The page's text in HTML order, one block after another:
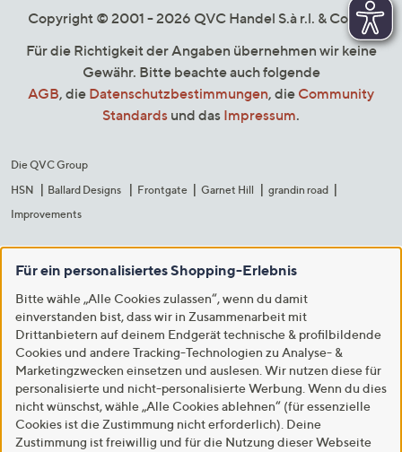
Copyright © 2001 - 2026 QVC Handel S.à r.l. & Co. KG
Für die Richtigkeit der Angaben übernehmen wir keine
Gewähr. Bitte beachte auch folgende
AGB, die Datenschutzbestimmungen, die Community
Standards und das Impressum.
Die QVC Group
HSN
Ballard Designs Frontgate Garnet Hill
grandin road
Improvements
Für ein personalisiertes Shopping-Erlebnis
Bitte wähle „Alle Cookies zulassen“, wenn du damit
einverstanden bist, dass wir in Zusammenarbeit mit
Drittanbietern auf deinem Endgerät technische & profilbildende
Cookies und andere Tracking-Technologien zu Analyse- &
Marketingzwecken einsetzen und auslesen. Wir nutzen diese für
personalisierte und nicht-personalisierte Werbung. Wenn du dies
nicht wünschst, wähle „Alle Cookies ablehnen“ (für essenzielle
Cookies ist die Zustimmung nicht erforderlich). Deine
Zustimmung ist freiwillig und für die Nutzung dieser Webseite